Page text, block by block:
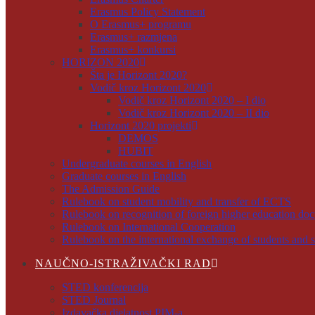
Erasmus Policy Statement
O Erasmus+ programu
Erasmus+ razmjena
Erasmus+ konkursi
HORIZON 2020
Šta je Horizont 2020?
Vodič kroz Horizont 2020
Vodič kroz Horizont 2020 – I dio
Vodič kroz Horizont 2020 – II dio
Horizont 2020 projekti
DEMOS
HUBIT
Undergraduate courses in English
Graduate courses in English
The Admission Guide
Rulebook on student mobility and transfer of ECTS
Rulebook on recognition of foreign higher education
Rulebook on International Cooperation
Rulebook on the international exchange of students and
NAUČNO-ISTRAŽIVAČKI RAD
STED konferencija
STED Journal
Izdavačka djelatnost PIM-a